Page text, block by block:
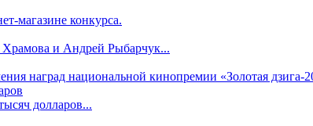
магазине конкурса.
Храмова и Андрей Рыбарчук...
наград национальной кинопремии «Золотая дзига-
долларов...